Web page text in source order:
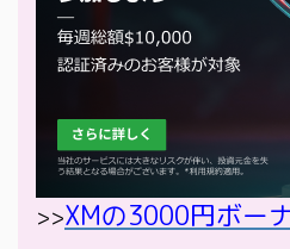
>>XMの3000円ボー